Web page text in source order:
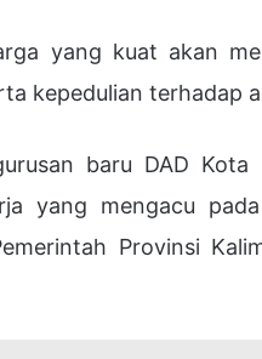
yang kuat akan
kepedulian terhadap
baru DAD
yang mengacu
Provinsi